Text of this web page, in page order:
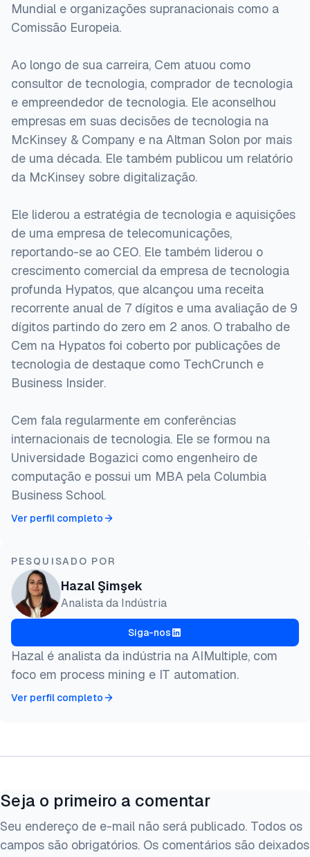
Mundial e organizações supranacionais como a
Comissão Europeia.
Ao longo de sua carreira, Cem atuou como
consultor de tecnologia, comprador de tecnologia
e empreendedor de tecnologia. Ele aconselhou
empresas em suas decisões de tecnologia na
McKinsey & Company e na Altman Solon por mais
de uma década. Ele também publicou um relatório
da McKinsey sobre digitalização.
Ele liderou a estratégia de tecnologia e aquisições
de uma empresa de telecomunicações,
reportando-se ao CEO. Ele também liderou o
crescimento comercial da empresa de tecnologia
profunda Hypatos, que alcançou uma receita
recorrente anual de 7 dígitos e uma avaliação de 9
dígitos partindo do zero em 2 anos. O trabalho de
Cem na Hypatos foi coberto por publicações de
tecnologia de destaque como TechCrunch e
Business Insider.
Cem fala regularmente em conferências
internacionais de tecnologia. Ele se formou na
Universidade Bogazici como engenheiro de
computação e possui um MBA pela Columbia
Business School.
Ver perfil completo
PESQUISADO POR
Hazal Şimşek
Analista da Indústria
Siga-nos
Hazal é analista da indústria na AIMultiple, com
foco em process mining e IT automation.
Ver perfil completo
Seja o primeiro a comentar
Seu endereço de e-mail não será publicado. Todos os
campos são obrigatórios. Os comentários são deixados